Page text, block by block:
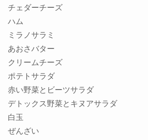
チェダーチーズ
ハム
ミラノサラミ
あおさバター
クリームチーズ
ポテトサラダ
赤い野菜とビーツサラダ
デトックス野菜とキヌアサラダ
白玉
ぜんざい